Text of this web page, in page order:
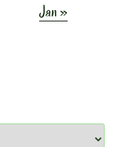
Jan »